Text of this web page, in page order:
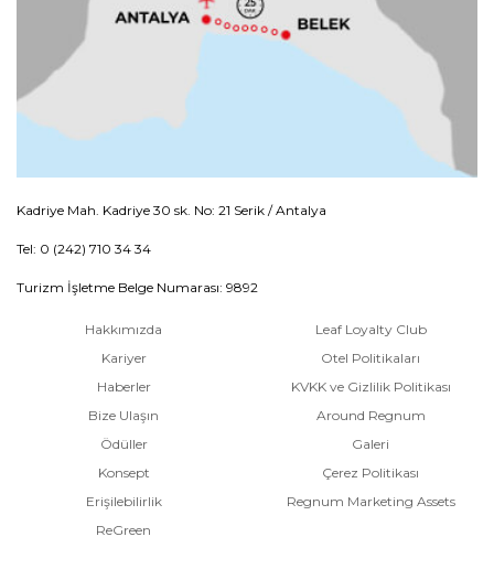
Kadriye Mah. Kadriye 30 sk. No: 21 Serik / Antalya
Tel: 0 (242) 710 34 34
Turizm İşletme Belge Numarası: 9892
Hakkımızda
Kariyer
Haberler
Bize Ulaşın
Ödüller
Konsept
Erişilebilirlik
ReGreen
Leaf Loyalty Club
Otel Politikaları
KVKK ve Gizlilik Politikası
Around Regnum
Galeri
Çerez Politikası
Regnum Marketing Assets